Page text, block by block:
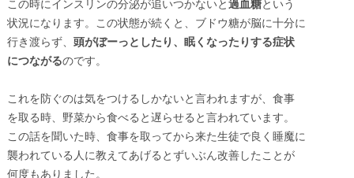
この時にインスリンの分泌が追いつかないと過血糖という
状況になります。この状態が続くと、ブドウ糖が脳に十分に
行き渡らず、 頭がぼーっとしたり、眠くなったりする症状
につながるのです。
これを防ぐのは気をつけるしかないと言われますが、食事
を取る時、野菜から食べると遅らせると言われています。
この話を聞いた時、食事を取ってから来た生徒で良く睡魔に
襲われている人に教えてあげるとずいぶん改善したことが